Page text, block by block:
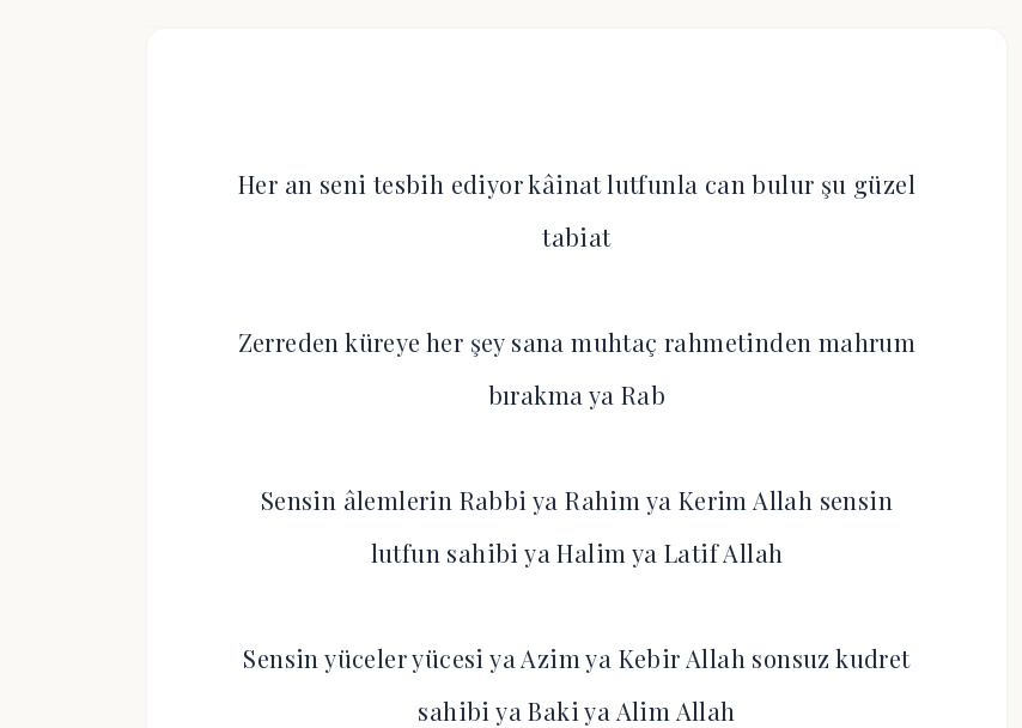
Her an seni tesbih ediyor kâinat lutfunla can bulur şu güzel
tabiat
Zerreden küreye her şey sana muhtaç rahmetinden mahrum
bırakma ya Rab
Sensin âlemlerin Rabbi ya Rahim ya Kerim Allah sensin
lutfun sahibi ya Halim ya Latif Allah
Sensin yüceler yücesi ya Azim ya Kebir Allah sonsuz kudret
sahibi ya Baki ya Alim Allah